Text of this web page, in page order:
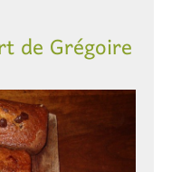
de Grégoire